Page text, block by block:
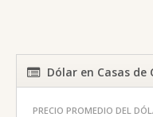
Dólar en Casas de
PRECIO PROMEDIO DEL